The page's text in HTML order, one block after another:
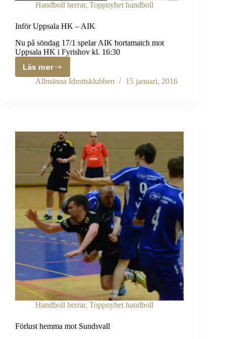
Handboll herrar, Toppnyhet handboll
Inför Uppsala HK – AIK
Nu på söndag 17/1 spelar AIK bortamatch mot
Uppsala HK i Fyrishov kl. 16:30
Läs mer
Inför
Uppsala
Allmänna Idrottsklubben 15 januari, 2016
Handboll herrar, Toppnyhet handboll
Förlust hemma mot Sundsvall